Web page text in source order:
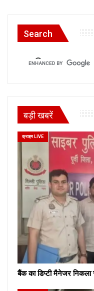
Search
बड़ी खबरें
क्राइम LIVE
बैंक का डिप्टी मैनेजर निकला